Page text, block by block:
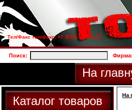
Тел/Факс тел/факс: +7 (925) 733-66-27
Поиск: Фирма:
На
Каталог товаров
На